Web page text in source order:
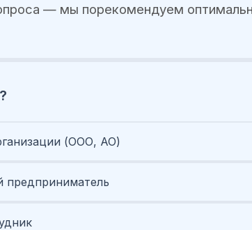
— мы порекомендуем
(ООО, АО)
предприниматель